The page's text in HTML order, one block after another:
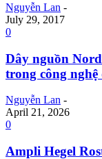
Nguyễn Lan -
July 29, 2017
0
Dây nguồn
trong công
Nguyễn Lan -
April 21, 2026
0
Ampli Hegel